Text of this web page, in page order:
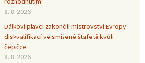
8. 8. 2026
Dálkoví plavci zakončili mistrovství Evropy
diskvalifikací ve smíšené štafetě kvůli
čepičce
8. 8. 2026